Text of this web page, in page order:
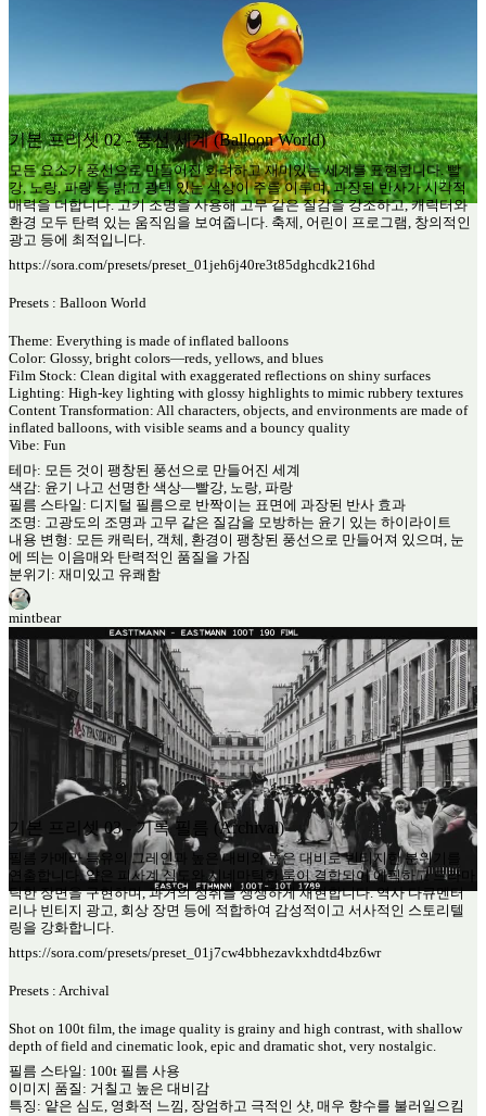
기본 프리셋 02 - 풍선 세계 (Balloon World)
모든 요소가 풍선으로 만들어진 화려하고 재미있는 세계를 표현합니다. 빨
강, 노랑, 파랑 등 밝고 광택 있는 색상이 주를 이루며, 과장된 반사가 시각적
매력을 더합니다. 고키 조명을 사용해 고무 같은 질감을 강조하고, 캐릭터와
환경 모두 탄력 있는 움직임을 보여줍니다. 축제, 어린이 프로그램, 창의적인
광고 등에 최적입니다.
https://sora.com/presets/preset_01jeh6j40re3t85dghcdk216hd
Presets : Balloon World
Theme: Everything is made of inflated balloons
Color: Glossy, bright colors—reds, yellows, and blues
Film Stock: Clean digital with exaggerated reflections on shiny surfaces
Lighting: High-key lighting with glossy highlights to mimic rubbery textures
Content Transformation: All characters, objects, and environments are made of
inflated balloons, with visible seams and a bouncy quality
Vibe: Fun
테마: 모든 것이 팽창된 풍선으로 만들어진 세계
색감: 윤기 나고 선명한 색상—빨강, 노랑, 파랑
필름 스타일: 디지털 필름으로 반짝이는 표면에 과장된 반사 효과
조명: 고광도의 조명과 고무 같은 질감을 모방하는 윤기 있는 하이라이트
내용 변형: 모든 캐릭터, 객체, 환경이 팽창된 풍선으로 만들어져 있으며, 눈
에 띄는 이음매와 탄력적인 품질을 가짐
분위기: 재미있고 유쾌함
mintbear
기본 프리셋 03 - 기록 필름 (Archival)
필름 카메라 특유의 그레인과 높은 대비와 높은 대비로 빈티지한 분위기를
연출합니다. 얕은 피사계 심도와 시네마틱한 룩이 결합되어 에픽하고 드라마
틱한 장면을 구현하며, 과거의 정취를 생생하게 재현합니다. 역사 다큐멘터
리나 빈티지 광고, 회상 장면 등에 적합하여 감성적이고 서사적인 스토리텔
링을 강화합니다.
https://sora.com/presets/preset_01j7cw4bbhezavkxhdtd4bz6wr
Presets : Archival
Shot on 100t film, the image quality is grainy and high contrast, with shallow
depth of field and cinematic look, epic and dramatic shot, very nostalgic.
필름 스타일: 100t 필름 사용
이미지 품질: 거칠고 높은 대비감
특징: 얕은 심도, 영화적 느낌, 장엄하고 극적인 샷, 매우 향수를 불러일으킴